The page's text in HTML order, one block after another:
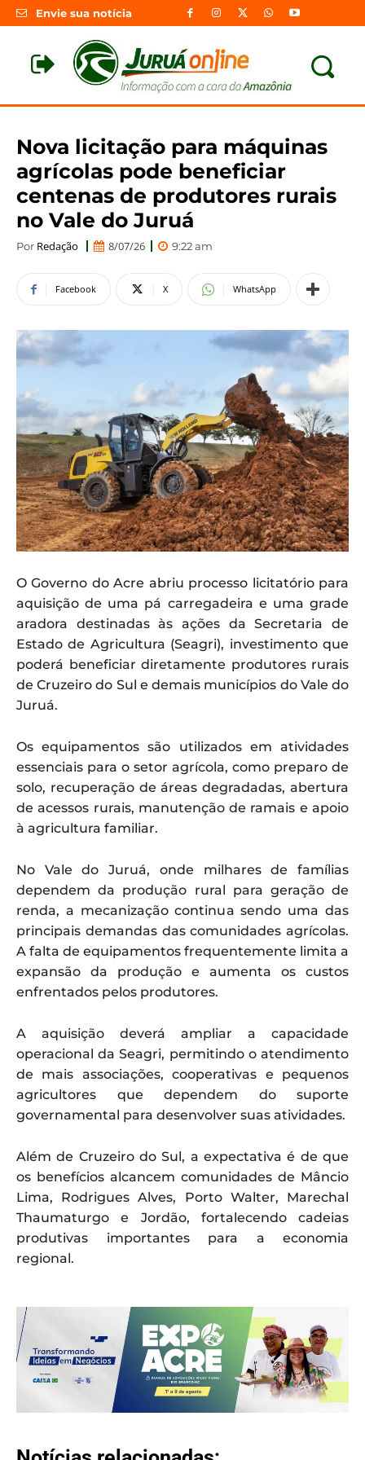
Envie sua notícia
Nova licitação para máquinas
agrícolas pode beneficiar
centenas de produtores rurais
no Vale do Juruá
Por Redação 8/07/26 9:22 am
Facebook X WhatsApp
O Governo do Acre abriu processo licitatório para
aquisição de uma pá carregadeira e uma grade
aradora destinadas às ações da Secretaria de
Estado de Agricultura (Seagri), investimento que
poderá beneficiar diretamente produtores rurais
de Cruzeiro do Sul e demais municípios do Vale do
Juruá.
Os equipamentos são utilizados em atividades
essenciais para o setor agrícola, como preparo de
solo, recuperação de áreas degradadas, abertura
de acessos rurais, manutenção de ramais e apoio
à agricultura familiar.
No Vale do Juruá, onde milhares de famílias
dependem da produção rural para geração de
renda, a mecanização continua sendo uma das
principais demandas das comunidades agrícolas.
A falta de equipamentos frequentemente limita a
expansão da produção e aumenta os custos
enfrentados pelos produtores.
A aquisição deverá ampliar a capacidade
operacional da Seagri, permitindo o atendimento
de mais associações, cooperativas e pequenos
agricultores que dependem do suporte
governamental para desenvolver suas atividades.
Além de Cruzeiro do Sul, a expectativa é de que
os benefícios alcancem comunidades de Mâncio
Lima, Rodrigues Alves, Porto Walter, Marechal
Thaumaturgo e Jordão, fortalecendo cadeias
produtivas importantes para a economia
regional.